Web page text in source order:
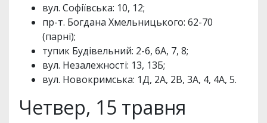
вул. Софіївська: 10, 12;
пр-т. Богдана Хмельницького: 62-70
(парні);
тупик Будівельний: 2-6, 6А, 7, 8;
вул. Незалежності: 13, 13Б;
вул. Новокримська: 1Д, 2А, 2В, 3А, 4, 4А, 5.
Четвер, 15 травня